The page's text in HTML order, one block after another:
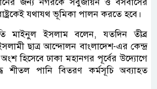
যথাযথ ভূমিকা পালন করতে হবে।
মাইনুল ইসলাম বলেন, যতদিন তীব্র
ছাত্র আন্দোলন বাংলাদেশ-এর কেন্দ্র
হিসেবে ঢাকা মহানগর পূর্বের উদ্যোগে
শীতল পানি বিতরণ কর্মসূচি অব্যাহত